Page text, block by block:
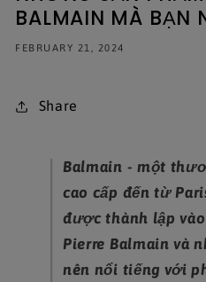
BALMAIN MÀ BẠN
FEBRUARY 21, 2024
Share
Balmain - một
cao cấp đến từ
được thành lập
Pierre Balmain và
nên nổi tiếng với